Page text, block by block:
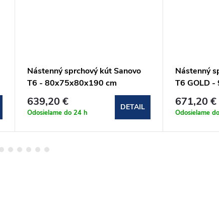
Nástenný sprchový kút Sanovo
T6 - 80x75x80x190 cm
(T6_807580C)
639,20 €
Odosielame do 24 h
DETAIL
Nástenný
T6 GOLD
671,20 €
Odosielame